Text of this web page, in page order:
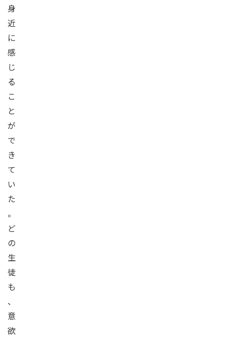
身
近
に
感
じ
る
こ
と
が
で
き
て
い
た
。
ど
の
生
徒
も
、
意
欲